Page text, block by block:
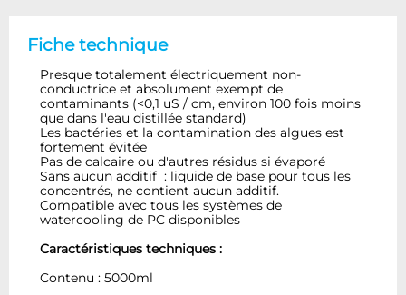
Fiche technique
Presque totalement électriquement non-
conductrice et absolument exempt de
contaminants (<0,1 uS / cm, environ 100 fois moins
que dans l'eau distillée standard)
Les bactéries et la contamination des algues est
fortement évitée
Pas de calcaire ou d'autres résidus si évaporé
Sans aucun additif : liquide de base pour tous les
concentrés, ne contient aucun additif.
Compatible avec tous les systèmes de
watercooling de PC disponibles
Caractéristiques techniques :
Contenu : 5000ml